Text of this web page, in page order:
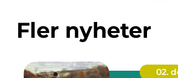
Fler nyheter
02.